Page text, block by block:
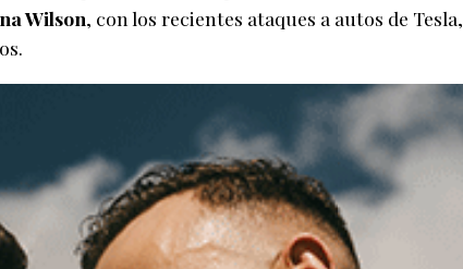
Wilson, con los recientes ataques a autos de Tesla,